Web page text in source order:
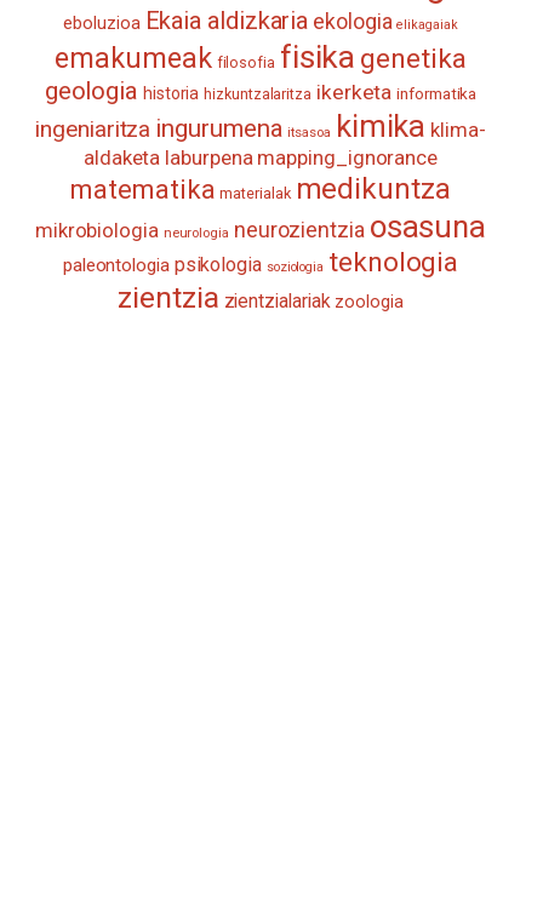
eboluzioa Ekaia aldizkaria ekologia elikagaiak
emakumeak filosofia fisika genetika
geologia historia hizkuntzalaritza ikerketa informatika
ingeniaritza ingurumena itsasoa kimika klima-
aldaketa laburpena mapping_ignorance
matematika materialak medikuntza
mikrobiologia neurologia neurozientzia osasuna
paleontologia psikologia soziologia teknologia
zientzia zientzialariak zoologia